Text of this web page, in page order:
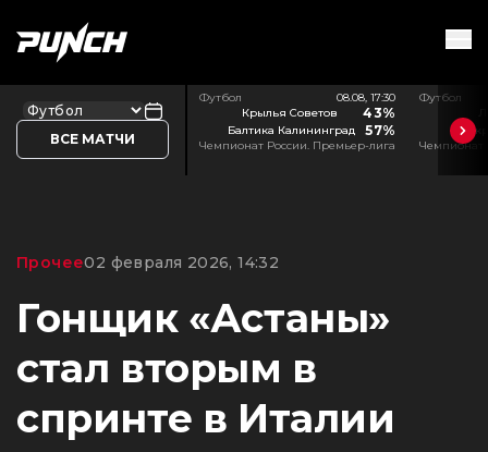
ВСЕ МАТЧИ
Футбол
08.08, 17:30
Крылья Советов
43%
Балтика Калининград 57%
Чемпионат России. Премьер-лига
Футбол
Чемпионат
Прочее02 февраля 2026, 14:32
Гонщик «Астаны»
стал вторым в
спринте в Италии